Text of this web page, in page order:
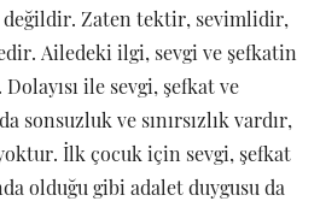
değildir. Zaten tektir, sevimlidir,
Ailedeki ilgi, sevgi ve şefkatin
ile sevgi, şefkat ve
sonsuzluk ve sınırsızlık vardır,
İlk çocuk için sevgi, şefkat
olduğu gibi adalet duygusu da